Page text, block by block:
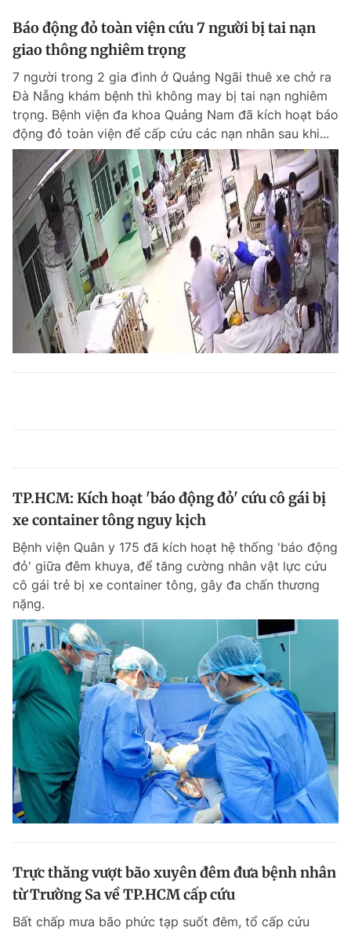
Báo động đỏ toàn viện cứu 7 người bị tai nạn
giao thông nghiêm trọng
7 người trong 2 gia đình ở Quảng Ngãi thuê xe chở ra
Đà Nẵng khám bệnh thì không may bị tai nạn nghiêm
trọng. Bệnh viện đa khoa Quảng Nam đã kích hoạt báo
động đỏ toàn viện để cấp cứu các nạn nhân sau khi...
TP.HCM: Kích hoạt 'báo động đỏ' cứu cô gái bị
xe container tông nguy kịch
Bệnh viện Quân y 175 đã kích hoạt hệ thống 'báo động
đỏ' giữa đêm khuya, để tăng cường nhân vật lực cứu
cô gái trẻ bị xe container tông, gây đa chấn thương
nặng.
Trực thăng vượt bão xuyên đêm đưa bệnh nhân
từ Trường Sa về TP.HCM cấp cứu
Bất chấp mưa bão phức tạp suốt đêm, tổ cấp cứu